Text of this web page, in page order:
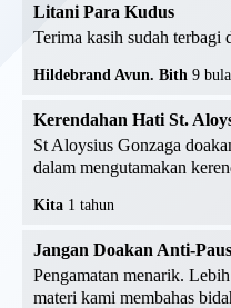
Litani Para Kudus
Terima kasih sudah
Hildebrand Avun. Bith 9
Kerendahan Hati St.
St Aloysius Gonzaga
dalam mengutamakan
Kita 1 tahun
Jangan Doakan Anti-
Pengamatan menarik.
materi kami membahas